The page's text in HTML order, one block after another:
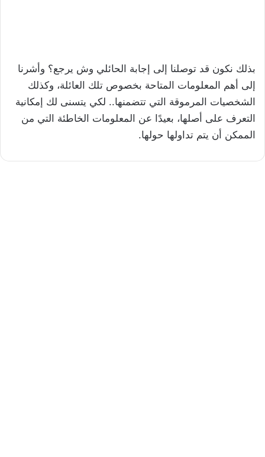
بذلك نكون قد توصلنا إلى إجابة الحائلي وش يرجع؟ وأشرنا
إلى أهم المعلومات المتاحة بخصوص تلك العائلة، وكذلك
الشخصيات المرموقة التي تتضمنها.. لكي يتسنى لك إمكانية
التعرف على أصلها، بعيدًا عن المعلومات الخاطئة التي من
الممكن أن يتم تداولها حولها.